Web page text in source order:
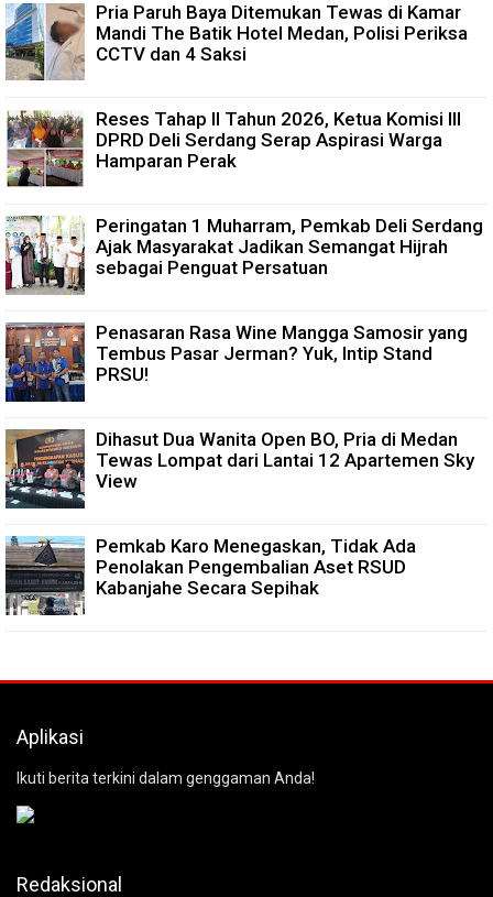
Pria Paruh Baya Ditemukan Tewas di Kamar
Mandi The Batik Hotel Medan, Polisi Periksa
CCTV dan 4 Saksi
Reses Tahap II Tahun 2026, Ketua Komisi III
DPRD Deli Serdang Serap Aspirasi Warga
Hamparan Perak
Peringatan 1 Muharram, Pemkab Deli Serdang
Ajak Masyarakat Jadikan Semangat Hijrah
sebagai Penguat Persatuan
Penasaran Rasa Wine Mangga Samosir yang
Tembus Pasar Jerman? Yuk, Intip Stand
PRSU!
Dihasut Dua Wanita Open BO, Pria di Medan
Tewas Lompat dari Lantai 12 Apartemen Sky
View
Pemkab Karo Menegaskan, Tidak Ada
Penolakan Pengembalian Aset RSUD
Kabanjahe Secara Sepihak
Aplikasi
Ikuti berita terkini dalam genggaman Anda!
Redaksional